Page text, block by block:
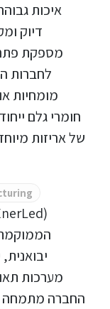
איכות
דיוק
מספקת
לחברות
מומחיות
חומרי גלם
של אריזות
מערכות